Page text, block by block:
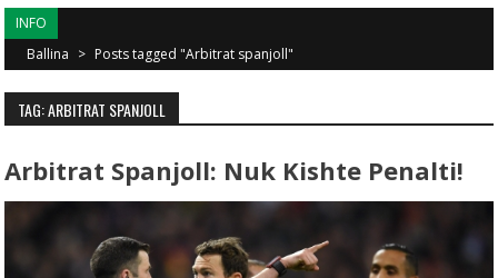
INFO
Ballina > Posts tagged "Arbitrat spanjoll"
TAG: ARBITRAT SPANJOLL
Arbitrat Spanjoll: Nuk Kishte Penalti!